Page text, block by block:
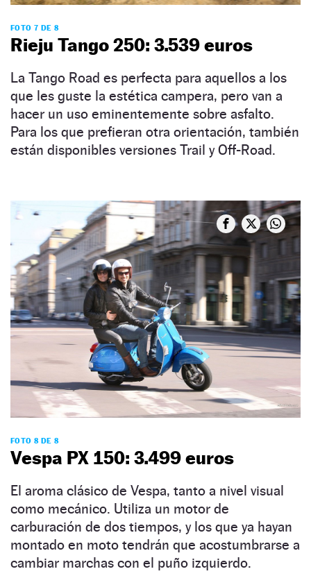
FOTO 7 DE 8
Rieju Tango 250: 3.539 euros
La Tango Road es perfecta para aquellos a los
que les guste la estética campera, pero van a
hacer un uso eminentemente sobre asfalto.
Para los que prefieran otra orientación, también
están disponibles versiones Trail y Off-Road.
FOTO 8 DE 8
Vespa PX 150: 3.499 euros
El aroma clásico de Vespa, tanto a nivel visual
como mecánico. Utiliza un motor de
carburación de dos tiempos, y los que ya hayan
montado en moto tendrán que acostumbrarse a
cambiar marchas con el puño izquierdo.